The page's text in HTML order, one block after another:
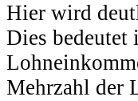
Hier wird
Dies bedeutet
Mehrzahl der